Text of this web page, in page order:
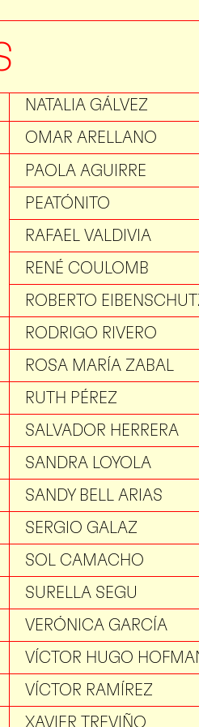
NATALIA GÁLVEZ
OMAR ARELLANO
PAOLA AGUIRRE
PEATÓNITO
RAFAEL VALDIVIA
RENÉ COULOMB
ROBERTO
RODRIGO RIVERO
ROSA MARÍA ZABAL
RUTH PÉREZ
SALVADOR HERRERA
SANDRA LOYOLA
SANDY BELL ARIAS
SERGIO GALAZ
SOL CAMACHO
SURELLA SEGU
VERÓNICA GARCÍA
VÍCTOR HUGO
VÍCTOR RAMÍREZ
XAVIER TREVIÑO